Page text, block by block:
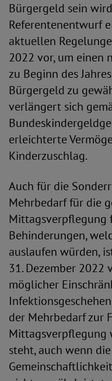
Bürgergeld sein
Referentenentwurf
aktuellen
2022 vor, um einen
zu Beginn des
Bürgergeld zu
verlängert sich
erleichterte
Kinderzuschlag.
Auch für die
Mehrbedarf für die
Mittagsverpflegung
Behinderungen,
auslaufen würden,
31. Dezember 2022
möglicher
der Mehrbedarf zur
Mittagsverpflegung
steht, auch wenn